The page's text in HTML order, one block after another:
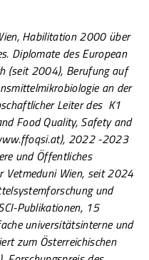
Habilitation 2000 über
Diplomate des European
(seit 2004), Berufung auf
an der
Leiter des K1
Food Quality, Safety and
2022 -2023
und Öffentliches
Vetmeduni Wien, seit 2024
und
Publikationen, 15
universitätsinterne und
zum Österreichischen